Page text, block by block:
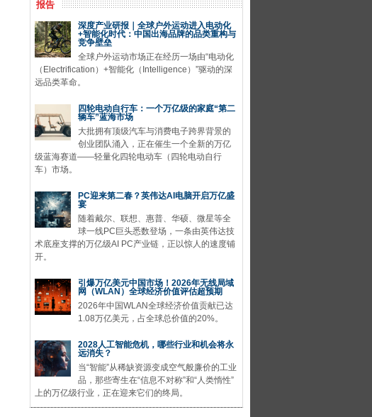
报告
深度产业研报｜全球户外运动进入电动化
+智能化时代：中国出海品牌的品类重构与
竞争壁垒
全球户外运动市场正在经历一场由“电动化
（Electrification）+智能化（Intelligence）”驱动的深
远品类革命。
四轮电动自行车：一个万亿级的家庭“第二
辆车”蓝海市场
大批拥有顶级汽车与消费电子跨界背景的
创业团队涌入，正在催生一个全新的万亿
级蓝海赛道——轻量化四轮电动车（四轮电动自行
车）市场。
PC迎来第二春？英伟达AI电脑开启万亿盛
宴
随着戴尔、联想、惠普、华硕、微星等全
球一线PC巨头悉数登场，一条由英伟达技
术底座支撑的万亿级AI PC产业链，正以惊人的速度铺
开。
引爆万亿美元中国市场！2026年无线局域
网（WLAN）全球经济价值评估超预期
2026年中国WLAN全球经济价值贡献已达
1.08万亿美元，占全球总价值的20%。
2028人工智能危机，哪些行业和机会将永
远消失？
当“智能”从稀缺资源变成空气般廉价的工业
品，那些寄生在“信息不对称”和“人类惰性”
上的万亿级行业，正在迎来它们的终局。